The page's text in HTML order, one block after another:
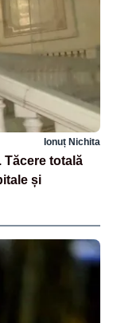
Ionuț Nichita
Tăcere totală
și